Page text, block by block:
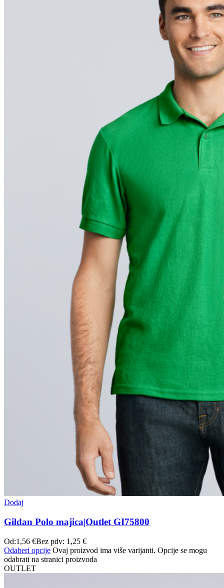
Dodaj
Gildan Polo majica|Outlet GI75800
Od:1,56 €Bez pdv: 1,25 €
Odaberi opcije Ovaj proizvod ima više varijanti. Opcije se mogu
odabrati na stranici proizvoda
OUTLET